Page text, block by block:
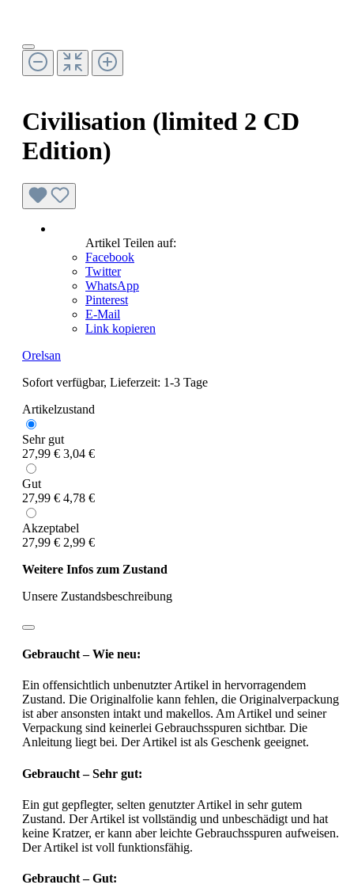
Civilisation (limited 2 CD
Edition)
Artikel Teilen auf:
Facebook
Twitter
WhatsApp
Pinterest
E-Mail
Link kopieren
Orelsan
Sofort verfügbar, Lieferzeit: 1-3 Tage
Artikelzustand
Sehr gut
27,99 € 3,04 €
Gut
27,99 € 4,78 €
Akzeptabel
27,99 € 2,99 €
Weitere Infos zum Zustand
Unsere Zustandsbeschreibung
Gebraucht – Wie neu:
Ein offensichtlich unbenutzter Artikel in hervorragendem
Zustand. Die Originalfolie kann fehlen, die Originalverpackung
ist aber ansonsten intakt und makellos. Am Artikel und seiner
Verpackung sind keinerlei Gebrauchsspuren sichtbar. Die
Anleitung liegt bei. Der Artikel ist als Geschenk geeignet.
Gebraucht – Sehr gut:
Ein gut gepflegter, selten genutzter Artikel in sehr gutem
Zustand. Der Artikel ist vollständig und unbeschädigt und hat
keine Kratzer, er kann aber leichte Gebrauchsspuren aufweisen.
Der Artikel ist voll funktionsfähig.
Gebraucht – Gut: